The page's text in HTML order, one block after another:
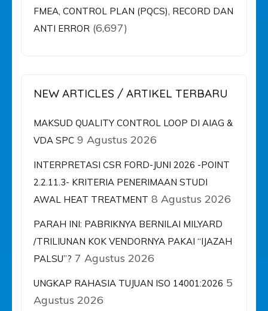
FMEA, CONTROL PLAN (PQCS), RECORD DAN
ANTI ERROR (6,697)
NEW ARTICLES / ARTIKEL TERBARU
MAKSUD QUALITY CONTROL LOOP DI AIAG &
VDA SPC 9 Agustus 2026
INTERPRETASI CSR FORD-JUNI 2026 -POINT
2.2.11.3- KRITERIA PENERIMAAN STUDI
AWAL HEAT TREATMENT 8 Agustus 2026
PARAH INI: PABRIKNYA BERNILAI MILYARD
/TRILIUNAN KOK VENDORNYA PAKAI “IJAZAH
PALSU”? 7 Agustus 2026
UNGKAP RAHASIA TUJUAN ISO 14001:2026 5
Agustus 2026